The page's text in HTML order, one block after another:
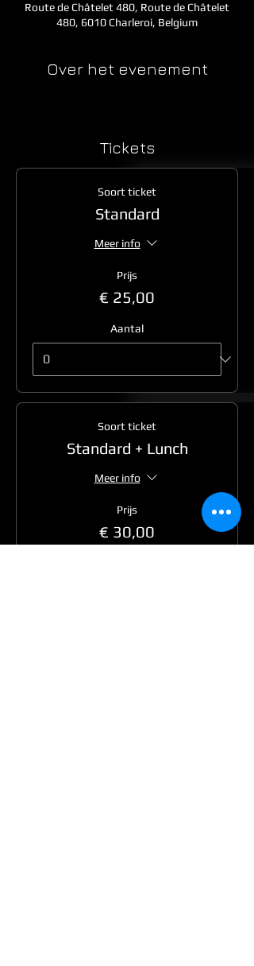
Route de Châtelet 480, Route de Châtelet
480, 6010 Charleroi, Belgium
Over het evenement
Tickets
Soort ticket
Standard
Meer info
Prijs
€ 25,00
Aantal
Soort ticket
Standard + Lunch
Meer info
Prijs
€ 30,00